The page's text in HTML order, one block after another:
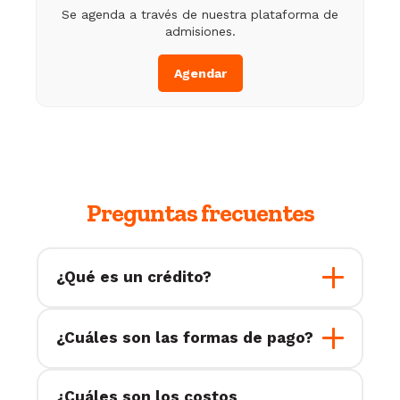
Se agenda a través de nuestra plataforma de
admisiones.
Agendar
Preguntas frecuentes
¿Qué es un crédito?
utiliza la Universidad Anáhuac para
colegiaturas. Cada materia tiene un
¿Cuáles son las formas de pago?
seguridad y la de toda la
¿Cuáles son los costos